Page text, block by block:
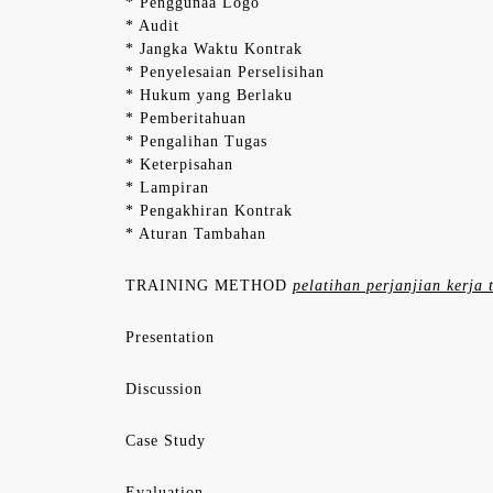
* Audit
* Jangka Waktu Kontrak
* Penyelesaian Perselisihan
* Hukum yang Berlaku
* Pemberitahuan
* Pengalihan Tugas
* Keterpisahan
* Lampiran
* Pengakhiran Kontrak
* Aturan Tambahan
TRAINING METHOD pelatihan perjanjian kerja
Presentation
Discussion
Case Study